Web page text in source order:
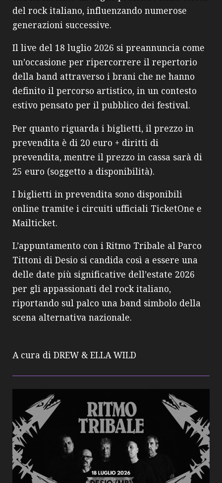
del rock italiano, influenzando numerose
generazioni successive.
Il live del 18 luglio 2026 si preannuncia come
un’occasione per ripercorrere il repertorio
della band attraverso i brani che ne hanno
definito il percorso artistico, in un contesto
estivo pensato per il pubblico dei festival.
Per quanto riguarda i biglietti, il prezzo in
prevendita è di 20 euro + diritti di
prevendita, mentre il prezzo in cassa sarà di
25 euro (soggetto a disponibilità).
I biglietti in prevendita sono disponibili
online tramite i circuiti ufficiali TicketOne e
Mailticket.
L’appuntamento con i Ritmo Tribale al Parco
Tittoni di Desio si candida così a essere una
delle date più significative dell’estate 2026
per gli appassionati del rock italiano,
riportando sul palco una band simbolo della
scena alternativa nazionale.
A cura di DREW & ELLA WILD